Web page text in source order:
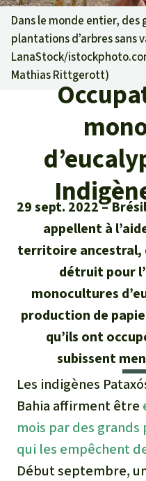
Info
Pour
Asso
Qui
Nous
Médias
Dans
Français
Deutsch
English
Español
Italiano
Português
Indonesia
Fonds
Certificats
Questions
Don pour
Soutien
Don pour
Asie du
Afrique
Dans le monde entier, des
plantations d’arbres sans
LanaStock/
Mathias Rittgerott)
29 sept. 2022
appellent à
territoire ancestral,
détruit pour
monocultures
production de
qu’ils ont
subissent
Les indigènes
Bahia affirment être
mois par des
qui les empêchent
Début septembre,